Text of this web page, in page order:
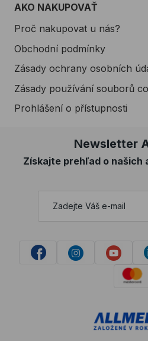
AKO NAKUPOVAŤ
Proč nakupovat u nás?
Obchodní podmínky
Zásady ochrany osobních
Zásady používání souborů
Prohlášení o přístupnosti
Newsletter
Získajte prehľad o našich